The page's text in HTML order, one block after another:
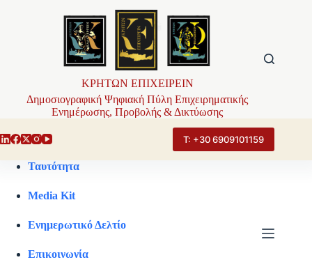
ΚΡΗΤΩΝ ΕΠΙΧΕΙΡΕΙΝ
Δημοσιογραφική Ψηφιακή Πύλη Επιχειρηματικής
Ενημέρωσης, Προβολής & Δικτύωσης
Τ: +30 6909101159
Ταυτότητα
Media Kit
Ενημερωτικό Δελτίο
Επικοινωνία